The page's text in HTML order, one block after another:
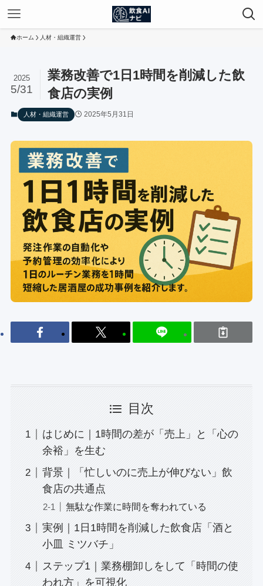
ホーム 人材・組織運営
業務改善で1日1時間を削減した飲
食店の実例
2025
5/31
人材・組織運営 2025年5月31日
目次
はじめに｜1時間の差が「売上」と「心の
余裕」を生む
背景｜「忙しいのに売上が伸びない」飲
食店の共通点
無駄な作業に時間を奪われている
実例｜1日1時間を削減した飲食店「酒と
小皿 ミツバチ」
ステップ1｜業務棚卸しをして「時間の使
われ方」を可視化